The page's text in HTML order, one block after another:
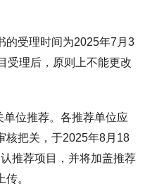
的受理时间为2025年7月3
受理后，原则上不能更改
位推荐。各推荐单位应
核把关，于2025年8月18
推荐项目，并将加盖推荐
。